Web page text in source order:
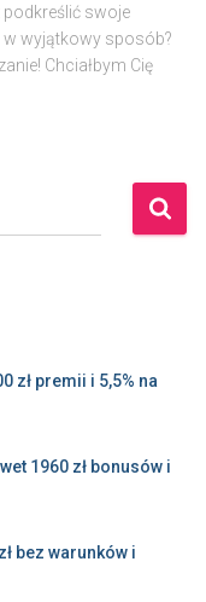
podkreślić swoje
w wyjątkowy sposób?
Chciałbym Cię
zł premii i 5,5% na
1960 zł bonusów i
bez warunków i